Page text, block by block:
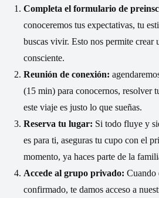
Completa el formulario de
conoceremos tus expectativas, tu
buscas vivir. Esto nos permite crear
consciente.
Reunión de conexión:
(15 min) para conocernos, resolver
este viaje es justo lo que sueñas.
Reserva tu lugar: Si todo fluye y
es para ti, aseguras tu cupo con el
momento, ya haces parte de la
Accede al grupo privado: Cuando
confirmado, te damos acceso a